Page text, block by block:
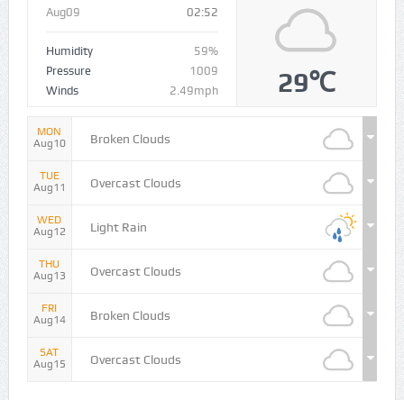
Aug09 02:52
Humidity
59%
Pressure
1009
Winds
2.49mph 29℃
MON
Aug10
Broken Clouds
TUE
Aug11
Overcast Clouds
WED
Aug12
Light Rain
THU
Aug13
Overcast Clouds
FRI
Aug14
Broken Clouds
SAT
Aug15
Overcast Clouds